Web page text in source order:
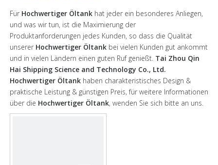
Für Hochwertiger Öltank hat jeder ein besonderes Anliegen,
und was wir tun, ist die Maximierung der
Produktanforderungen jedes Kunden, so dass die Qualität
unserer Hochwertiger Öltank bei vielen Kunden gut ankommt
und in vielen Ländern einen guten Ruf genießt. Tai Zhou Qin
Hai Shipping Science and Technology Co., Ltd.
Hochwertiger Öltank haben charakteristisches Design &
praktische Leistung & günstigen Preis, für weitere Informationen
über die Hochwertiger Öltank, wenden Sie sich bitte an uns.